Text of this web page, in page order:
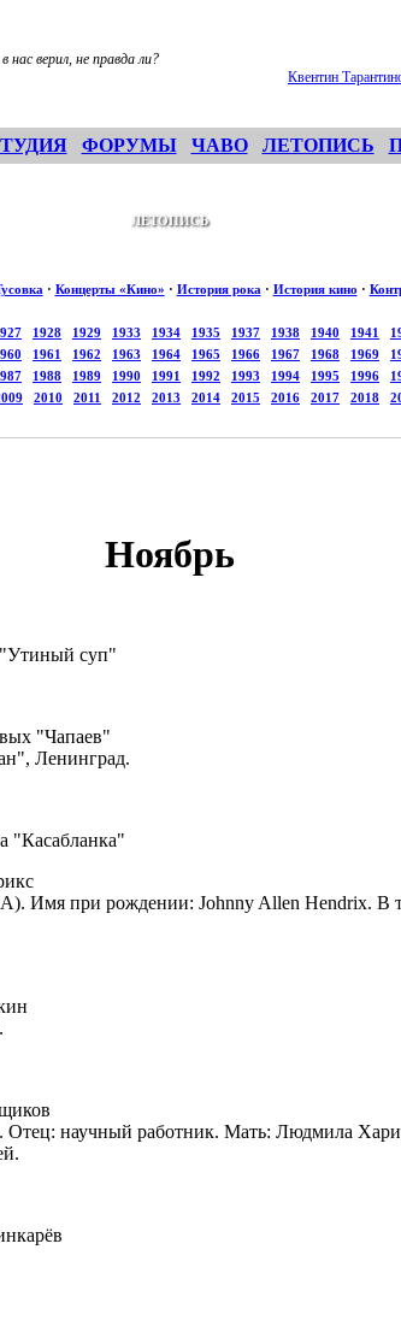
верил, не правда ли?
Квентин
ФОРУМЫ ЧАВО ЛЕТОПИСЬ
ЛЕТОПИСЬ
· Концерты «Кино» · История рока · История кино ·
1928 1929 1933 1934 1935 1937 1938 1940 1941
1961 1962 1963 1964 1965 1966 1967 1968 1969
1988 1989 1990 1991 1992 1993 1994 1995 1996
2010 2011 2012 2013 2014 2015 2016 2017 2018
Ноябрь
суп"
"Чапаев"
Ленинград.
"Касабланка"
Имя при рождении: Johnny Allen Hendrix. В
Отец: научный работник. Мать: Людмила